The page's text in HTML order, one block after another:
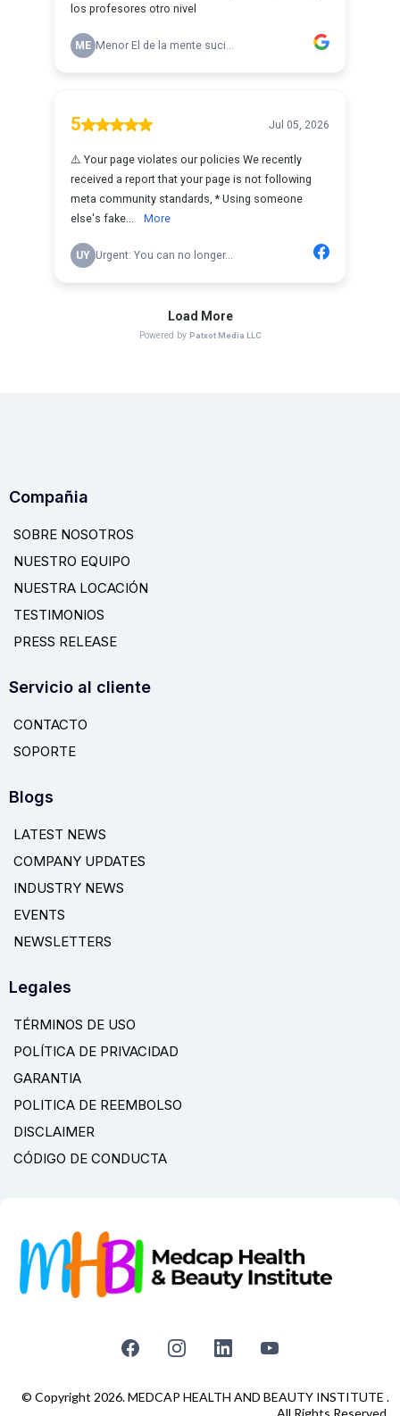
Compañia
SOBRE NOSOTROS
NUESTRO EQUIPO
NUESTRA LOCACIÓN
TESTIMONIOS
PRESS RELEASE
Servicio al cliente
CONTACTO
SOPORTE
Blogs
LATEST NEWS
COMPANY UPDATES
INDUSTRY NEWS
EVENTS
NEWSLETTERS
Legales
TÉRMINOS DE USO
POLÍTICA DE PRIVACIDAD
GARANTIA
POLITICA DE REEMBOLSO
DISCLAIMER
CÓDIGO DE CONDUCTA
© Copyright 2026. MEDCAP HEALTH AND BEAUTY INSTITUTE .
All Rights Reserved.